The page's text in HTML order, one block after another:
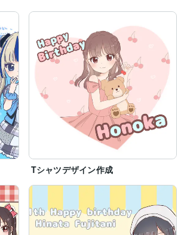
Tシャツデザイン作成